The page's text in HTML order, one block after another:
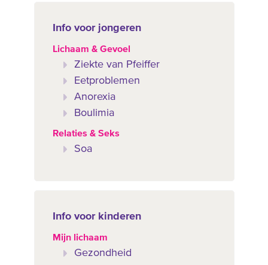
Info voor jongeren
Lichaam & Gevoel
Ziekte van Pfeiffer
Eetproblemen
Anorexia
Boulimia
Relaties & Seks
Soa
Info voor kinderen
Mijn lichaam
Gezondheid